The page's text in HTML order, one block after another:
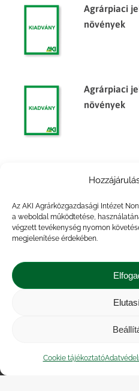
Az AKI Agrárközgazdasági Intézet
a weboldal működtetése,
végzett tevékenység nyomon
megjelenítése érdekében.
Cookie tájékoztató
Agrárpiaci
növények
Agrárpiaci
növények
Agrárpiaci
növények
Közérdekű adatok
|